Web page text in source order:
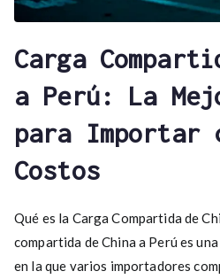
Carga
a Perú: La
para Importar
Costos
Qué es la Carga Compartida de
compartida de China a Perú es
en la que varios importadores